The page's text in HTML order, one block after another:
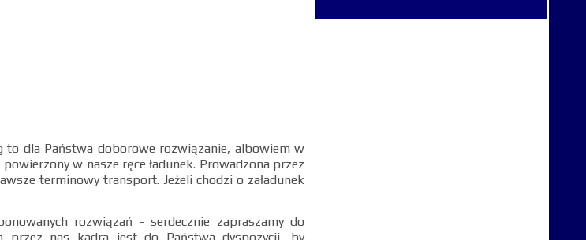
to dla Państwa doborowe rozwiązanie, albowiem w
w nasze ręce ładunek. Prowadzona przez
terminowy transport. Jeżeli chodzi o załadunek
rozwiązań - serdecznie zapraszamy do